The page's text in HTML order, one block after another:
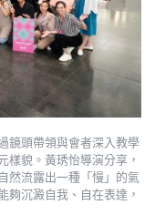
鏡頭帶領與會者深入教學
樣貌。黃琇怡導演分享，
然流露出一種「慢」的氣
夠沉澱自我、自在表達，